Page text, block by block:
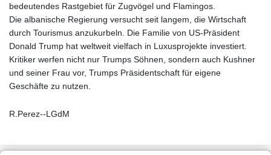
bedeutendes Rastgebiet für Zugvögel und Flamingos.
Die albanische Regierung versucht seit langem, die Wirtschaft
durch Tourismus anzukurbeln. Die Familie von US-Präsident
Donald Trump hat weltweit vielfach in Luxusprojekte investiert.
Kritiker werfen nicht nur Trumps Söhnen, sondern auch Kushner
und seiner Frau vor, Trumps Präsidentschaft für eigene
Geschäfte zu nutzen.
R.Perez--LGdM